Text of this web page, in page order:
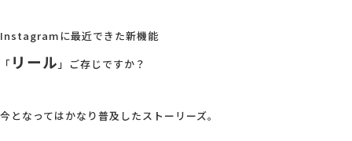
最新ブログ
Instagramに最近できた新機能
「 リール 」ご存じですか？
今となってはかなり普及したストーリーズ。